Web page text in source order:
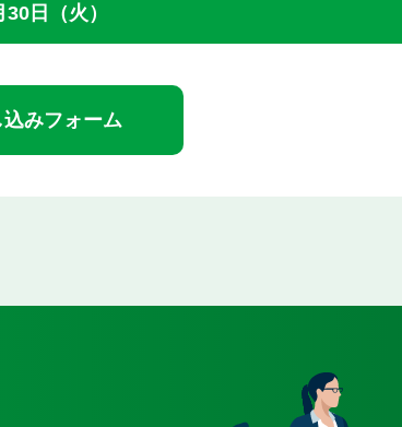
日（火）
みフォーム